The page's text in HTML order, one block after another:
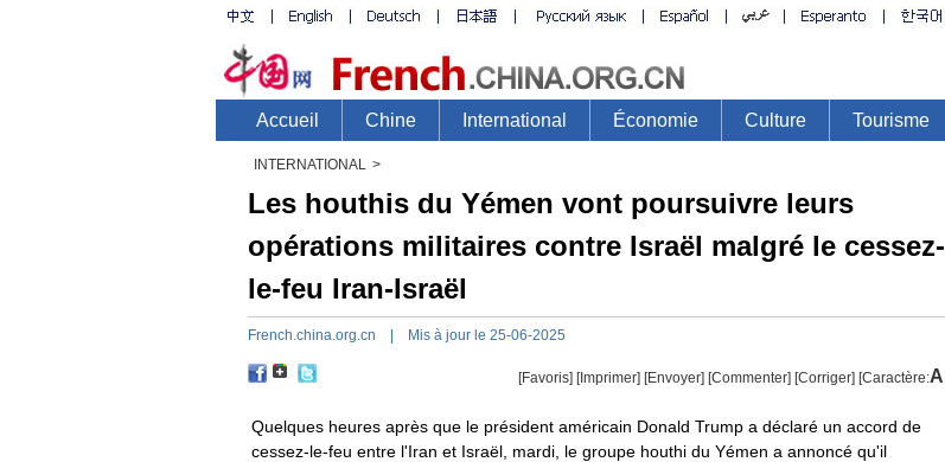
INTERNATIONAL >
Les houthis du Yémen vont poursuivre leurs
opérations militaires contre Israël malgré le cessez-
le-feu Iran-Israël
French.china.org.cn | Mis à jour le 25-06-2025
[Favoris] [Imprimer] [Envoyer] [Commenter] [Corriger] [Caractère:A
Quelques heures après que le président américain Donald Trump a déclaré un accord de
cessez-le-feu entre l'Iran et Israël, mardi, le groupe houthi du Yémen a annoncé qu'il